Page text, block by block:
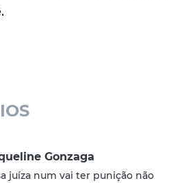
Gonzaga
juíza num vai ter punição não